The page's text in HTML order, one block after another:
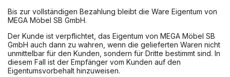
Bis zur vollständigen Bezahlung bleibt die Ware Eigentum von
MEGA Möbel SB GmbH.
Der Kunde ist verpflichtet, das Eigentum von MEGA Möbel SB
GmbH auch dann zu wahren, wenn die gelieferten Waren nicht
unmittelbar für den Kunden, sondern für Dritte bestimmt sind. In
diesem Fall ist der Empfänger vom Kunden auf den
Eigentumsvorbehalt hinzuweisen.